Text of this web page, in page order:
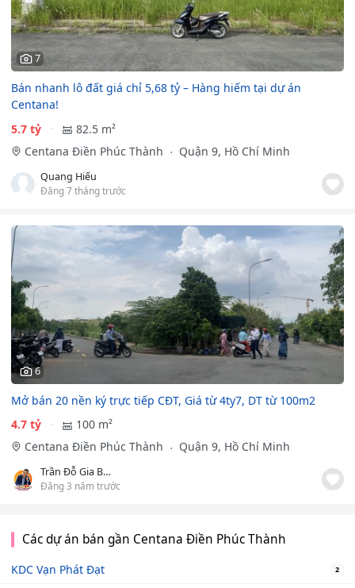
7
Bán nhanh lô đất giá chỉ 5,68 tỷ – Hàng hiếm tại dự án
Centana!
5.7 tỷ
82.5 m²
Centana Điền Phúc Thành
Quận 9, Hồ Chí Minh
Quang Hiếu
Đăng 7 tháng trước
6
Mở bán 20 nền ký trực tiếp CĐT, Giá từ 4ty7, DT từ 100m2
4.7 tỷ
100 m²
Centana Điền Phúc Thành
Quận 9, Hồ Chí Minh
Trần Đỗ Gia Bảo
Đăng 3 năm trước
Các dự án bán gần Centana Điền Phúc Thành
KDC Vạn Phát Đạt 2